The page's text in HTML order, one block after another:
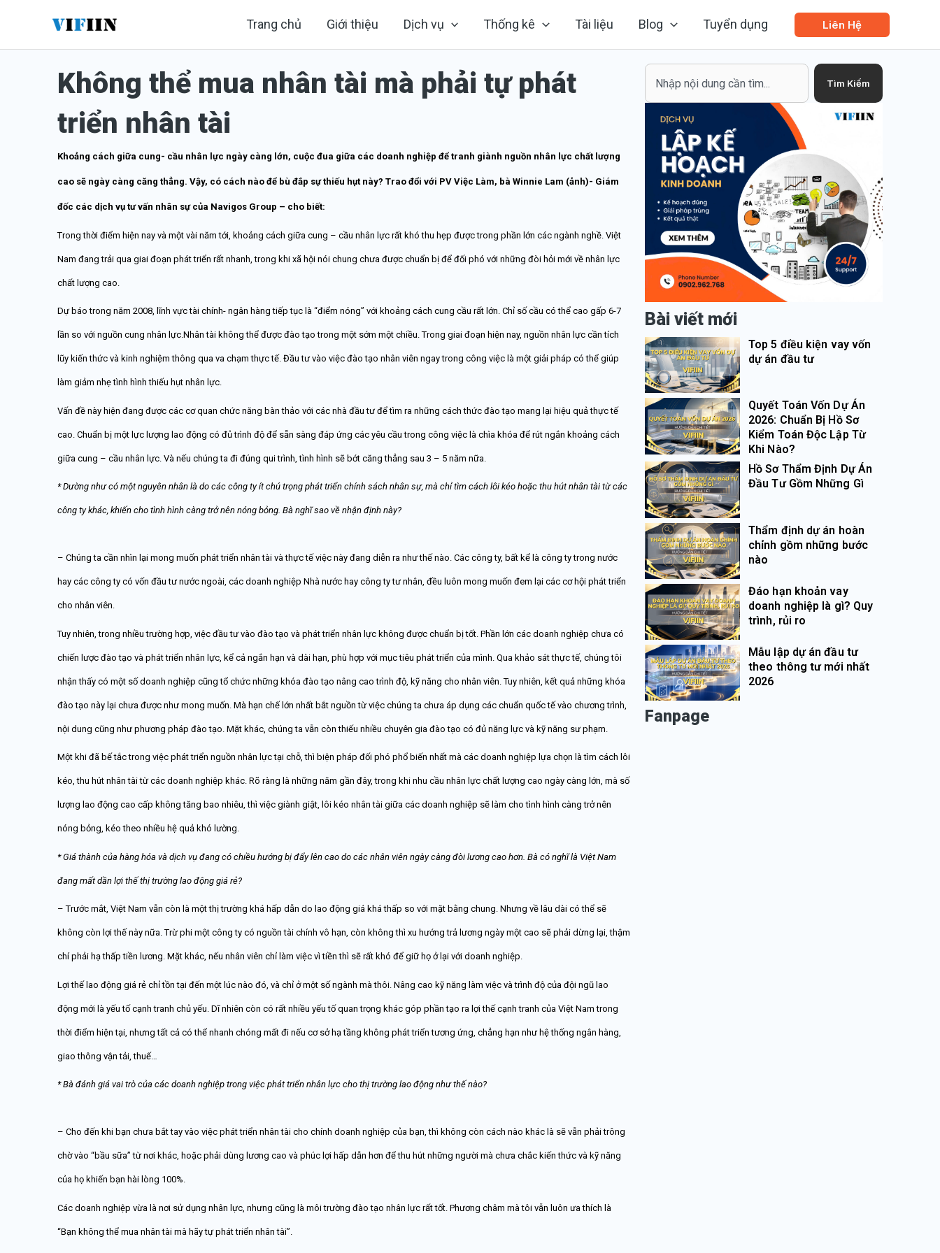
Trang chủ Giới thiệu Dịch vụ Thống kê Tài liệu Blog Tuyển dụng Liên Hệ
Không thể mua nhân tài mà phải tự phát
triển nhân tài
Khoảng cách giữa cung- cầu nhân lực ngày càng lớn, cuộc đua giữa các doanh nghiệp để tranh giành nguồn nhân lực chất lượng
cao sẽ ngày càng căng thẳng. Vậy, có cách nào để bù đắp sự thiếu hụt này? Trao đổi với PV Việc Làm, bà Winnie Lam (ảnh)- Giám
đốc các dịch vụ tư vấn nhân sự của Navigos Group – cho biết:
Trong thời điểm hiện nay và một vài năm tới, khoảng cách giữa cung – cầu nhân lực rất khó thu hẹp được trong phần lớn các ngành nghề. Việt
Nam đang trải qua giai đoạn phát triển rất nhanh, trong khi xã hội nói chung chưa được chuẩn bị để đối phó với những đòi hỏi mới về nhân lực
chất lượng cao.
Dự báo trong năm 2008, lĩnh vực tài chính- ngân hàng tiếp tục là “điểm nóng” với khoảng cách cung cầu rất lớn. Chỉ số cầu có thể cao gấp 6-7
lần so với nguồn cung nhân lực.Nhân tài không thể được đào tạo trong một sớm một chiều. Trong giai đoạn hiện nay, nguồn nhân lực cần tích
lũy kiến thức và kinh nghiệm thông qua va chạm thực tế. Đầu tư vào việc đào tạo nhân viên ngay trong công việc là một giải pháp có thể giúp
làm giảm nhẹ tình hình thiếu hụt nhân lực.
Vấn đề này hiện đang được các cơ quan chức năng bàn thảo với các nhà đầu tư để tìm ra những cách thức đào tạo mang lại hiệu quả thực tế
cao. Chuẩn bị một lực lượng lao động có đủ trình độ để sẵn sàng đáp ứng các yêu cầu trong công việc là chìa khóa để rút ngắn khoảng cách
giữa cung – cầu nhân lực. Và nếu chúng ta đi đúng qui trình, tình hình sẽ bớt căng thẳng sau 3 – 5 năm nữa.
* Dường như có một nguyên nhân là do các công ty ít chú trọng phát triển chính sách nhân sự, mà chỉ tìm cách lôi kéo hoặc thu hút nhân tài từ các
công ty khác, khiến cho tình hình càng trở nên nóng bỏng. Bà nghĩ sao về nhận định này?
– Chúng ta cần nhìn lại mong muốn phát triển nhân tài và thực tế việc này đang diễn ra như thế nào. Các công ty, bất kể là công ty trong nước
hay các công ty có vốn đầu tư nước ngoài, các doanh nghiệp Nhà nước hay công ty tư nhân, đều luôn mong muốn đem lại các cơ hội phát triển
cho nhân viên.
Tuy nhiên, trong nhiều trường hợp, việc đầu tư vào đào tạo và phát triển nhân lực không được chuẩn bị tốt. Phần lớn các doanh nghiệp chưa có
chiến lược đào tạo và phát triển nhân lực, kể cả ngắn hạn và dài hạn, phù hợp với mục tiêu phát triển của mình. Qua khảo sát thực tế, chúng tôi
nhận thấy có một số doanh nghiệp cũng tổ chức những khóa đào tạo nâng cao trình độ, kỹ năng cho nhân viên. Tuy nhiên, kết quả những khóa
đào tạo này lại chưa được như mong muốn. Mà hạn chế lớn nhất bắt nguồn từ việc chúng ta chưa áp dụng các chuẩn quốc tế vào chương trình,
nội dung cũng như phương pháp đào tạo. Mặt khác, chúng ta vẫn còn thiếu nhiều chuyên gia đào tạo có đủ năng lực và kỹ năng sư phạm.
Một khi đã bế tắc trong việc phát triển nguồn nhân lực tại chỗ, thì biện pháp đối phó phổ biến nhất mà các doanh nghiệp lựa chọn là tìm cách lôi
kéo, thu hút nhân tài từ các doanh nghiệp khác. Rõ ràng là những năm gần đây, trong khi nhu cầu nhân lực chất lượng cao ngày càng lớn, mà số
lượng lao động cao cấp không tăng bao nhiêu, thì việc giành giật, lôi kéo nhân tài giữa các doanh nghiệp sẽ làm cho tình hình càng trở nên
nóng bỏng, kéo theo nhiều hệ quả khó lường.
* Giá thành của hàng hóa và dịch vụ đang có chiều hướng bị đẩy lên cao do các nhân viên ngày càng đòi lương cao hơn. Bà có nghĩ là Việt Nam
đang mất dần lợi thế thị trường lao động giá rẻ?
– Trước mắt, Việt Nam vẫn còn là một thị trường khá hấp dẫn do lao động giá khá thấp so với mặt bằng chung. Nhưng về lâu dài có thể sẽ
không còn lợi thế này nữa. Trừ phi một công ty có nguồn tài chính vô hạn, còn không thì xu hướng trả lương ngày một cao sẽ phải dừng lại, thậm
chí phải hạ thấp tiền lương. Mặt khác, nếu nhân viên chỉ làm việc vì tiền thì sẽ rất khó để giữ họ ở lại với doanh nghiệp.
Lợi thế lao động giá rẻ chỉ tồn tại đến một lúc nào đó, và chỉ ở một số ngành mà thôi. Nâng cao kỹ năng làm việc và trình độ của đội ngũ lao
động mới là yếu tố cạnh tranh chủ yếu. Dĩ nhiên còn có rất nhiều yếu tố quan trọng khác góp phần tạo ra lợi thế cạnh tranh của Việt Nam trong
thời điểm hiện tại, nhưng tất cả có thể nhanh chóng mất đi nếu cơ sở hạ tầng không phát triển tương ứng, chẳng hạn như hệ thống ngân hàng,
giao thông vận tải, thuế…
* Bà đánh giá vai trò của các doanh nghiệp trong việc phát triển nhân lực cho thị trường lao động như thế nào?
– Cho đến khi bạn chưa bắt tay vào việc phát triển nhân tài cho chính doanh nghiệp của bạn, thì không còn cách nào khác là sẽ vẫn phải trông
chờ vào “bầu sữa” từ nơi khác, hoặc phải dùng lương cao và phúc lợi hấp dẫn hơn để thu hút những người mà chưa chắc kiến thức và kỹ năng
của họ khiến bạn hài lòng 100%.
Các doanh nghiệp vừa là nơi sử dụng nhân lực, nhưng cũng là môi trường đào tạo nhân lực rất tốt. Phương châm mà tôi vẫn luôn ưa thích là
“Bạn không thể mua nhân tài mà hãy tự phát triển nhân tài”.
Tìm Kiếm
Bài viết mới
Top 5 điều kiện vay vốn
dự án đầu tư
Quyết Toán Vốn Dự Án
2026: Chuẩn Bị Hồ Sơ
Kiểm Toán Độc Lập Từ
Khi Nào?
Hồ Sơ Thẩm Định Dự Án
Đầu Tư Gồm Những Gì
Thẩm định dự án hoàn
chỉnh gồm những bước
nào
Đáo hạn khoản vay
doanh nghiệp là gì? Quy
trình, rủi ro
Mẫu lập dự án đầu tư
theo thông tư mới nhất
2026
Fanpage